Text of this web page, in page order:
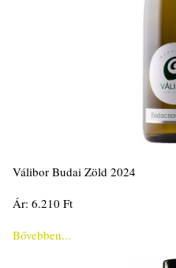
Válibor Budai Zöld 2024
Ár: 6.210 Ft
Bővebben...